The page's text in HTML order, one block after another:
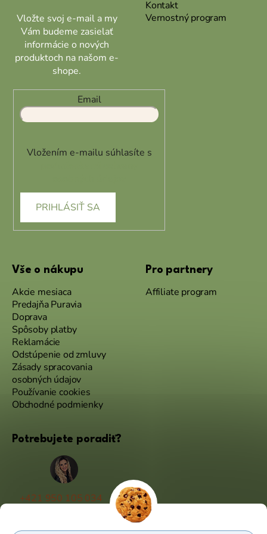
Vložte svoj e-mail a my
Vám budeme zasielať
informácie o nových
produktoch na našom e-
shope.
Email
Vložením e-mailu súhlasíte s
PRIHLÁSIŤ SA
Kontakt
Vernostný program
Vše o nákupu
Akcie mesiaca
Predajňa Puravia
Doprava
Spôsoby platby
Reklamácie
Odstúpenie od zmluvy
Zásady spracovania
osobných údajov
Používanie cookies
Obchodné podmienky
Pro partnery
Affiliate program
Potrebujete poradiť?
+421 950 105 034